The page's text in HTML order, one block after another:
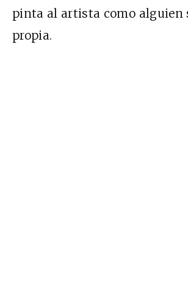
pinta al artista como alguien
propia.